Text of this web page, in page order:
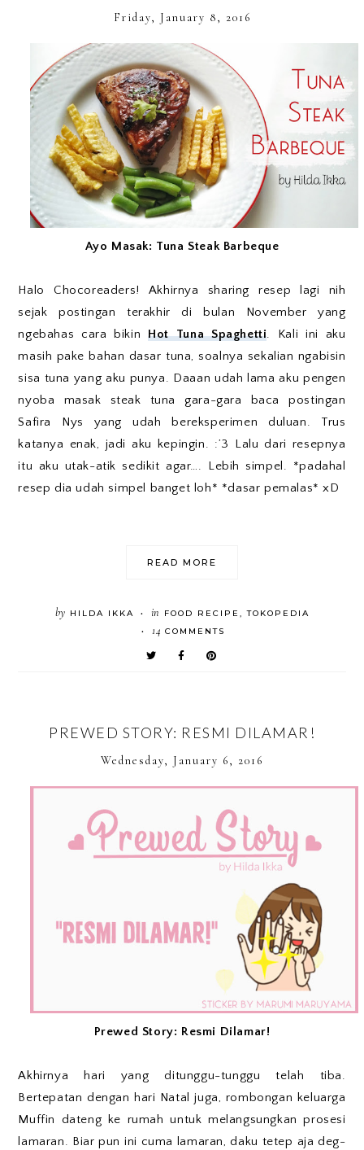
Friday, January 8, 2016
Ayo Masak: Tuna Steak Barbeque
Halo Chocoreaders! Akhirnya sharing resep lagi nih
sejak postingan terakhir di bulan November yang
ngebahas cara bikinHot Tuna Spaghetti. Kali ini aku
masih pake bahan dasar tuna, soalnya sekalian ngabisin
sisa tuna yang aku punya. Daaan udah lama aku pengen
nyoba masak steak tuna gara-gara baca postingan
Safira Nys yang udah bereksperimen duluan. Trus
katanya enak, jadi aku kepingin. :’3 Lalu dari resepnya
itu aku utak-atik sedikit agar…. Lebih simpel. *padahal
resep dia udah simpel banget loh* *dasar pemalas* xD
READ MORE
by HILDA IKKA • in FOOD RECIPE ,TOKOPEDIA
• 14 COMMENTS
PREWED STORY: RESMI DILAMAR!
Wednesday, January 6, 2016
Prewed Story: Resmi Dilamar!
Akhirnya hari yang ditunggu-tunggu telah tiba.
Bertepatan dengan hari Natal juga, rombongan keluarga
Muffin dateng ke rumah untuk melangsungkan prosesi
lamaran. Biar pun ini cuma lamaran, daku tetep aja deg-